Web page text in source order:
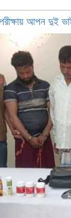
পরীক্ষায় আপন দুই